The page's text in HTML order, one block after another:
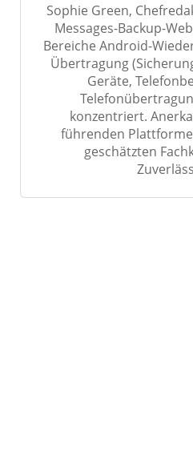
Sophie Green,
Messages-Backup-
Bereiche Android-
Übertragung
Geräte,
konzentriert.
führenden
geschätzten